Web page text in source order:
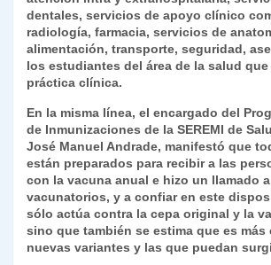
dentales, servicios de apoyo clínico
radiología, farmacia, servicios de
alimentación, transporte, seguridad,
los estudiantes del área de la salud que
práctica clínica.
En la misma línea, el encargado del
de Inmunizaciones de la SEREMI de
José Manuel Andrade, manifestó que
están preparados para recibir a las
con la vacuna anual e hizo un llamado
vacunatorios, y a confiar en este
sólo actúa contra la cepa original y la
sino que también se estima que es más
nuevas variantes y las que puedan